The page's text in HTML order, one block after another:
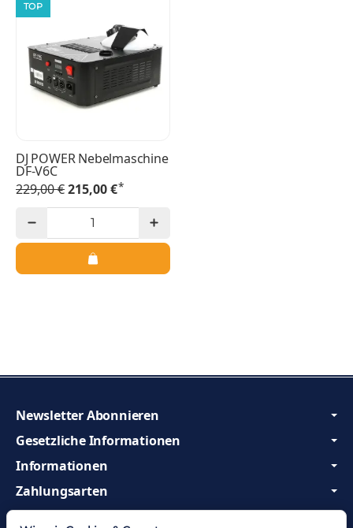
TOP
DJ POWER Nebelmaschine
DF-V6C
229,00 €215,00 €*
Gesetzliche Informationen
Informationen
Zahlungsarten
Wir sind Profis und beraten Sie gerne!
Newsletter Abonnieren